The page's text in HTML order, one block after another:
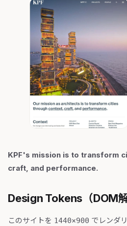
KPF's mission is to transform
craft, and performance.
Design Tokens（DOM解
このサイトを 1440×900 でレンダ